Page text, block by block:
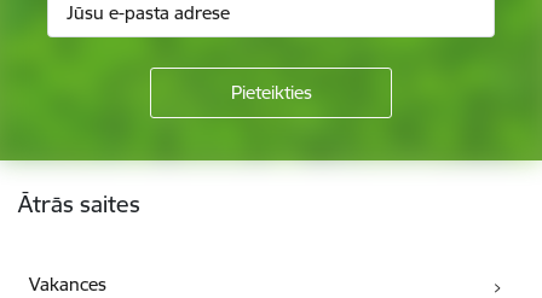
Kājene
Ātrās saites
Vakances